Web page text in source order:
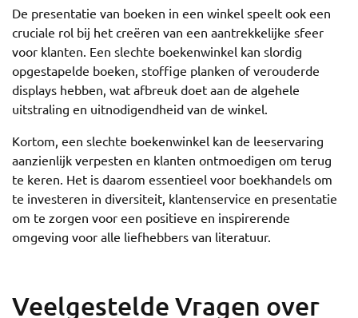
De presentatie van boeken in een winkel speelt ook een
cruciale rol bij het creëren van een aantrekkelijke sfeer
voor klanten. Een slechte boekenwinkel kan slordig
opgestapelde boeken, stoffige planken of verouderde
displays hebben, wat afbreuk doet aan de algehele
uitstraling en uitnodigendheid van de winkel.
Kortom, een slechte boekenwinkel kan de leeservaring
aanzienlijk verpesten en klanten ontmoedigen om terug
te keren. Het is daarom essentieel voor boekhandels om
te investeren in diversiteit, klantenservice en presentatie
om te zorgen voor een positieve en inspirerende
omgeving voor alle liefhebbers van literatuur.
Veelgestelde Vragen over